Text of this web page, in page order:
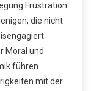
Frustration
die nicht
Moral und
führen.
mit der